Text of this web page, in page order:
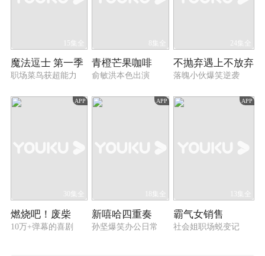
15集全
魔法逗士 第一季
职场菜鸟获超能力
8集全
青橙芒果咖啡
俞敏洪本色出演
24集全
不抛弃遇上不放弃
落魄小伙爆笑逆袭
APP
30集全
燃烧吧！废柴
10万+弹幕的喜剧
APP
18集全
新嘻哈四重奏
孙坚爆笑办公日常
APP
13集全
霸气女销售
社会姐职场蜕变记